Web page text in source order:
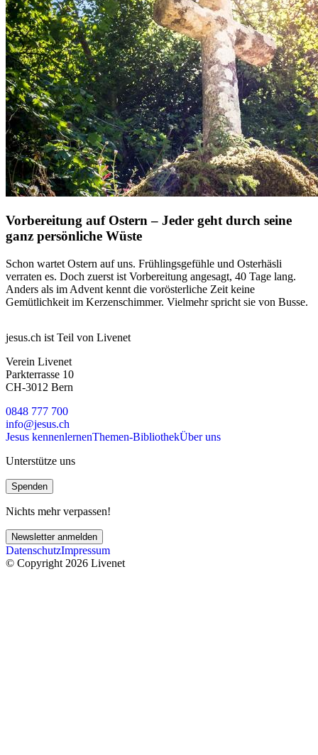
Vorbereitung auf Ostern – Jeder geht durch seine
ganz persönliche Wüste
Schon wartet Ostern auf uns. Frühlingsgefühle und Osterhäsli
verraten es. Doch zuerst ist Vorbereitung angesagt, 40 Tage lang.
Anders als im Advent kennt die vorösterliche Zeit keine
Gemütlichkeit im Kerzenschimmer. Vielmehr spricht sie von Busse.
jesus.ch ist Teil von Livenet
Verein Livenet
Parkterrasse 10
CH-3012 Bern
0848 777 700
info@jesus.ch
Jesus kennenlernenThemen-BibliothekÜber uns
Unterstütze uns
Spenden
Nichts mehr verpassen!
Newsletter anmelden
DatenschutzImpressum
© Copyright 2026 Livenet